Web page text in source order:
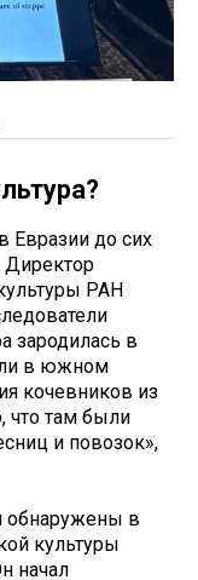
Евразии до сих
Директор
РАН
зародилась в
в южном
кочевников из
что там были
и повозок»,
обнаружены в
культуры
начал